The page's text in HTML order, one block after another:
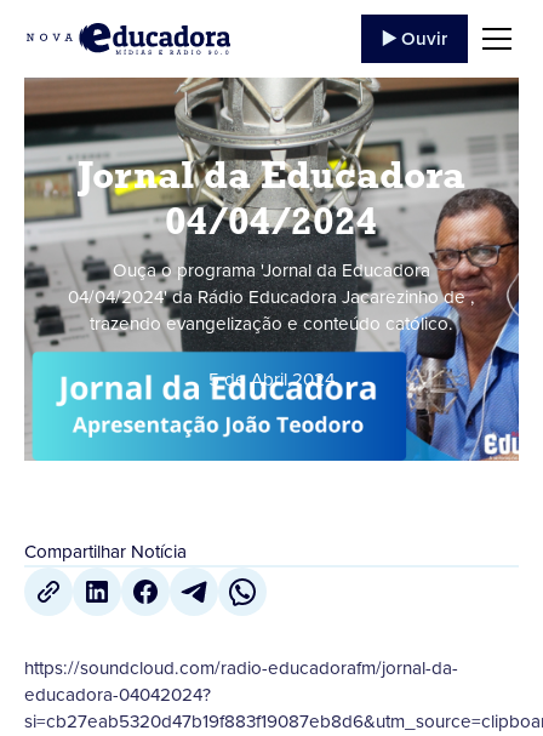
▶️ Ouvir
Jornal da Educadora
04/04/2024
Ouça o programa 'Jornal da Educadora
04/04/2024' da Rádio Educadora Jacarezinho de ,
trazendo evangelização e conteúdo católico.
5 de Abril,2024
Compartilhar Notícia
https://soundcloud.com/radio-educadorafm/jornal-da-
educadora-04042024?